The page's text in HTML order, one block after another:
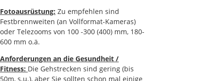
Fotoausrüstung: Zu empfehlen sind
Festbrennweiten (an Vollformat-Kameras)
oder Telezooms von 100 -300 (400) mm, 180-
600 mm o.ä.
Anforderungen an die Gesundheit /
Fitness: Die Gehstrecken sind gering (bis
50m, s.u.), aber Sie sollten schon mal einige